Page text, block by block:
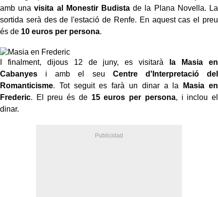
amb unavisita al Monestir Budistade la Plana Novella. La
sortida serà des de l'estació de Renfe. En aquest cas el preu
és de 10 euros per persona.
I finalment, dijous 12 de juny, es visitarà
la Masia en
Cabanyes i amb el seu Centre d'Interpretació del
Romanticisme. Tot seguit es farà un dinar a la
Masia en
Frederic. El preu és de 15 euros per persona, i inclou el
dinar.